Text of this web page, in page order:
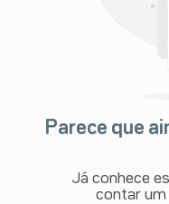
Parece que
Já conhece
contar um